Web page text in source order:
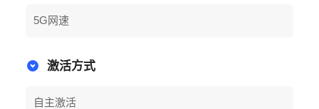
5G网速
激活方式
自主激活